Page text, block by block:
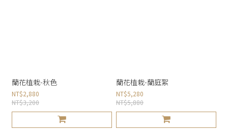
蘭花植栽-秋色
NT$2,880
NT$3,200
蘭花植栽-蘭庭絮
NT$5,280
NT$5,880